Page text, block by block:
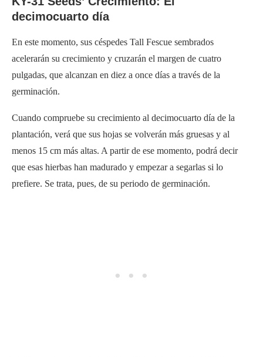
decimocuarto día
En este momento, sus céspedes Tall Fescue sembrados
acelerarán su crecimiento y cruzarán el margen de cuatro
pulgadas, que alcanzan en diez a once días a través de la
germinación.
Cuando compruebe su crecimiento al decimocuarto día de la
plantación, verá que sus hojas se volverán más gruesas y al
menos 15 cm más altas. A partir de ese momento, podrá decir
que esas hierbas han madurado y empezar a segarlas si lo
prefiere. Se trata, pues, de su periodo de germinación.